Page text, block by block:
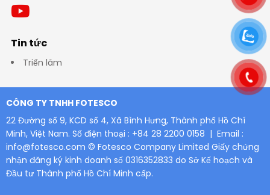
Tin tức
Triển lãm
CÔNG TY TNHH FOTESCO
22 Đường số 9, KCD số 4, Xã Bình Hưng, Thành phố Hồ Chí
Minh, Việt Nam. Số điện thoại : +84 28 2200 0158 | Email :
info@fotesco.com © Fotesco Company Limited Giấy chứng
nhận đăng ký kinh doanh số 0316352833 do Sở Kế hoạch và
Đầu tư Thành phố Hồ Chí Minh cấp.